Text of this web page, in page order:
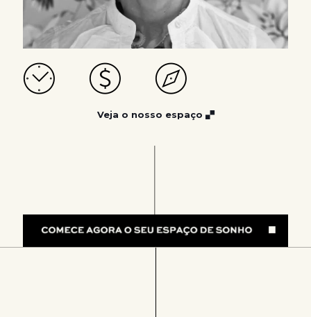
Veja o nosso espaço